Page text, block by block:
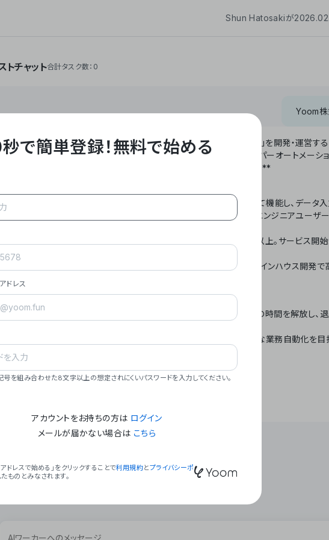
Shun Hatosakiが
トチャット合計タスク数：0
Yoom株
**Yoom株式会社は、ビジネスオートメーションSaaS「Yoom」を開発・運営する
API・RPA・OCRなどの技術をノーコードで組み合わせたハイパーオートメーショ
作業やデスクワークを自動化するサービスを提供しています。**
- **主力プロダクト「Yoom」**: SaaS連携データベースとして機能し、データ入
メール対応、請求書処理、日報作成などの業務を自動化。非エンジニアユーザ
- **実績**: 国内利用社数20,000社超、直近成長率300%以上。サービス開始
- **強み**: すべての自動化技術を1プラットフォームで完結。インハウス開発で
- **ミッション**: 「We Make Time」 – テクノロジーで人々の時間を解放し、
- **ビジョン**: 「Global Business Automation」 – 世界的な業務自動化を目
### 会社概要
で簡単登録！無料で始める
ドレス
を組み合わせた8文字以上の想定されにくいパスワードを入力してください。
アカウントをお持ちの方は ログイン
メールが届かない場合は こちら
ドレスで始める」をクリックすることで利用規約とプライバシーポ
ものとみなされます。